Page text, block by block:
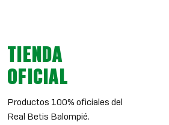
TIENDA
OFICIAL
Productos 100% oficiales del
Real Betis Balompié.